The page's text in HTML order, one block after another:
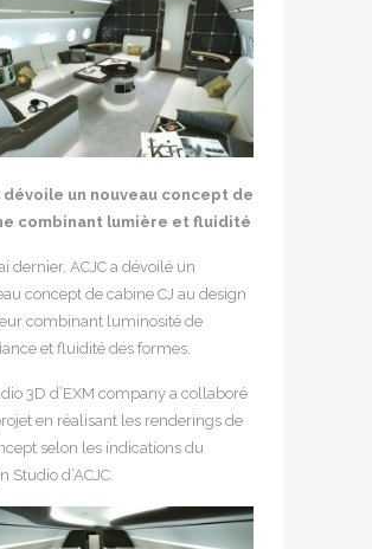
dévoile un nouveau concept de
combinant lumière et fluidité
dernier, ACJC a dévoilé un
concept de cabine CJ au design
combinant luminosité de
et fluidité des formes.
3D d’EXM company a collaboré
en réalisant les renderings de
selon les indications du
Studio d’ACJC.